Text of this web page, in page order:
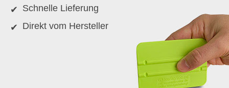
Schnelle Lieferung
Direkt vom Hersteller